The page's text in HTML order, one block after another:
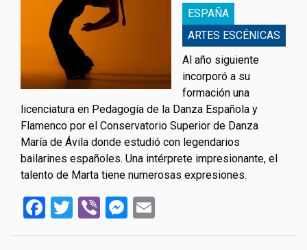
ESPAÑA
ARTES ESCÉNICAS
Al año siguiente
incorporó a su
formación una
licenciatura en Pedagogía de la Danza Española y
Flamenco por el Conservatorio Superior de Danza
María de Ávila donde estudió con legendarios
bailarines españoles. Una intérprete impresionante, el
talento de Marta tiene numerosas expresiones.
Facebook
Twitter
ViberMessenger